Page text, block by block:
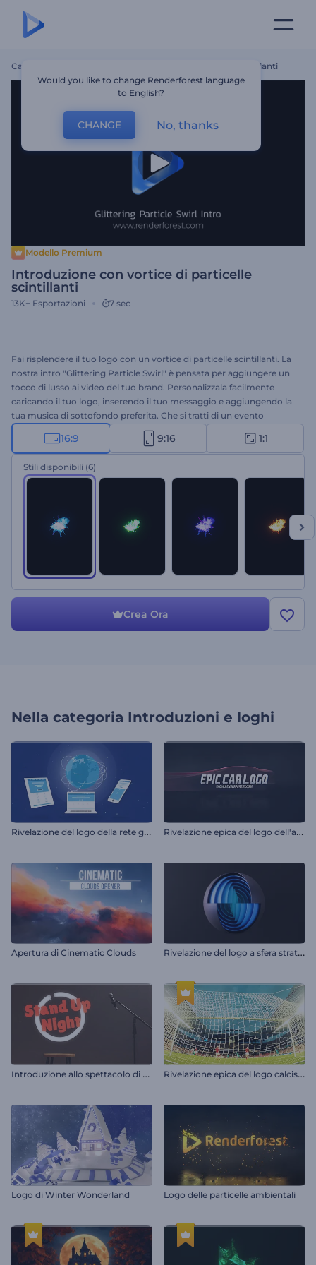
Casa Introduzione Con Vortice Di Particelle Scintillanti
Modello Premium
Introduzione con vortice di particelle
scintillanti
13K+ Esportazioni 7 sec
Fai risplendere il tuo logo con un vortice di particelle scintillanti. La
nostra intro "Glittering Particle Swirl" è pensata per aggiungere un
tocco di lusso ai video del tuo brand. Personalizzala facilmente
caricando il tuo logo, inserendo il tuo messaggio e aggiungendo la
tua musica di sottofondo preferita. Che si tratti di un evento
glamour, una presentazione aziendale o un'intro per YouTube,
questo template farà brillare il tuo logo. Crea un'intro
indimenticabile in pochi clic!
16:9 9:16 1:1
Stili disponibili (6)
Crea Ora
Nella categoria Introduzioni e loghi
R
ivelazione del logo della rete globale R
ivelazione epica del logo dell'auto
Apertura di Cinematic Clouds R
ivelazione del logo a sfera stratificata
I
ntroduzione allo spettacolo di stand-up comedy R
ivelazione epica del logo calcistico
Logo di Winter Wonderland Logo delle particelle ambientali
Would you like to change Renderforest language
to English?
CHANGE No, thanks